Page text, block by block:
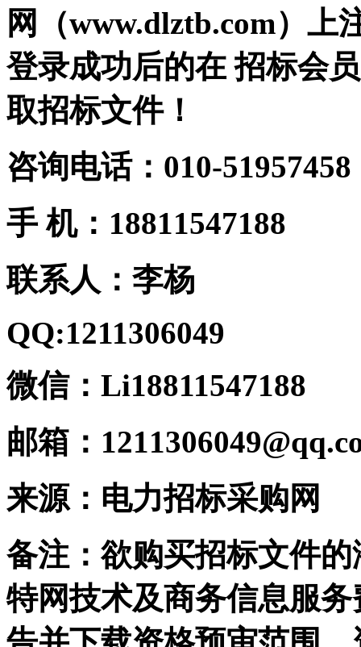
网（www.dlztb.com）上
登录成功后的在 招标会
取招标文件！
咨询电话：010-51957458
手 机：18811547188
联系人：李杨
QQ:1211306049
微信：Li18811547188
邮箱：
来源：电力招标采购网
备注：欲购买招标文件
特网技术及商务信息服